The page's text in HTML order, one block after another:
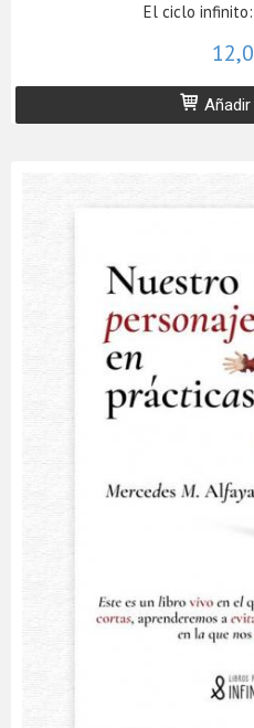
El ciclo